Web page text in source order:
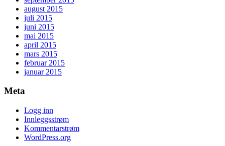
august 2015
juli 2015
juni 2015
mai 2015
april 2015
mars 2015
februar 2015
januar 2015
Meta
Logg inn
Innleggsstrøm
Kommentarstrøm
WordPress.org